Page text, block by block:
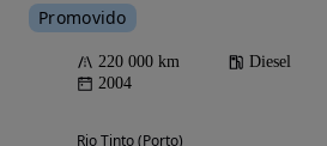
Promovido
220 000 km Diesel
2004
Rio Tinto (Porto)